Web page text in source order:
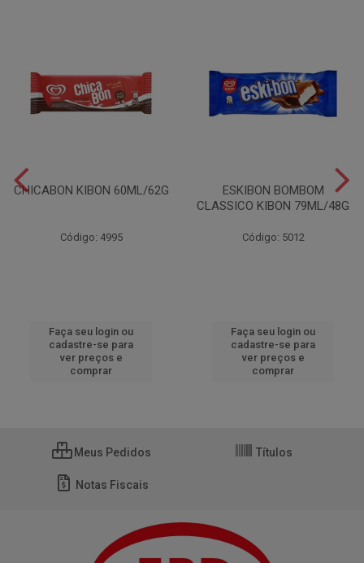
CHICABON KIBON 60ML/62G
Código: 4995
Faça seu login ou
cadastre-se para
ver preços e
comprar
ESKIBON BOMBOM
CLASSICO KIBON 79ML/48G
Código: 5012
Faça seu login ou
cadastre-se para
ver preços e
comprar
Meus Pedidos Títulos
Notas Fiscais